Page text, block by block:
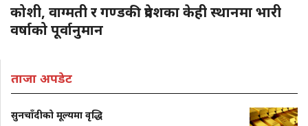
कोशी, वाग्मती र गण्डकी प्रदेशका केही स्थानमा भारी
वर्षाको पूर्वानुमान
ताजा अपडेट
सुनचाँदीको मूल्यमा वृद्धि